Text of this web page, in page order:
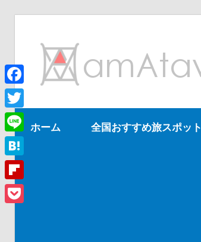
ン
ツ
へ
ス
キ
ッ
プ
を
見
ホーム 全国おすすめ旅スポット
Facebook
Twitter
Line
Hatena
Flipboard